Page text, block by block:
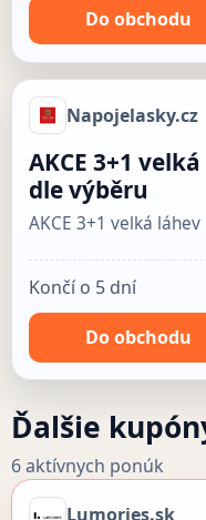
Do obchodu
Napojelasky.cz
AKCE 3+1
dle výběru
AKCE 3+1 velká
Končí o 5 dní
Do obchodu
Ďalšie
6 aktívnych ponúk
Lumories.sk